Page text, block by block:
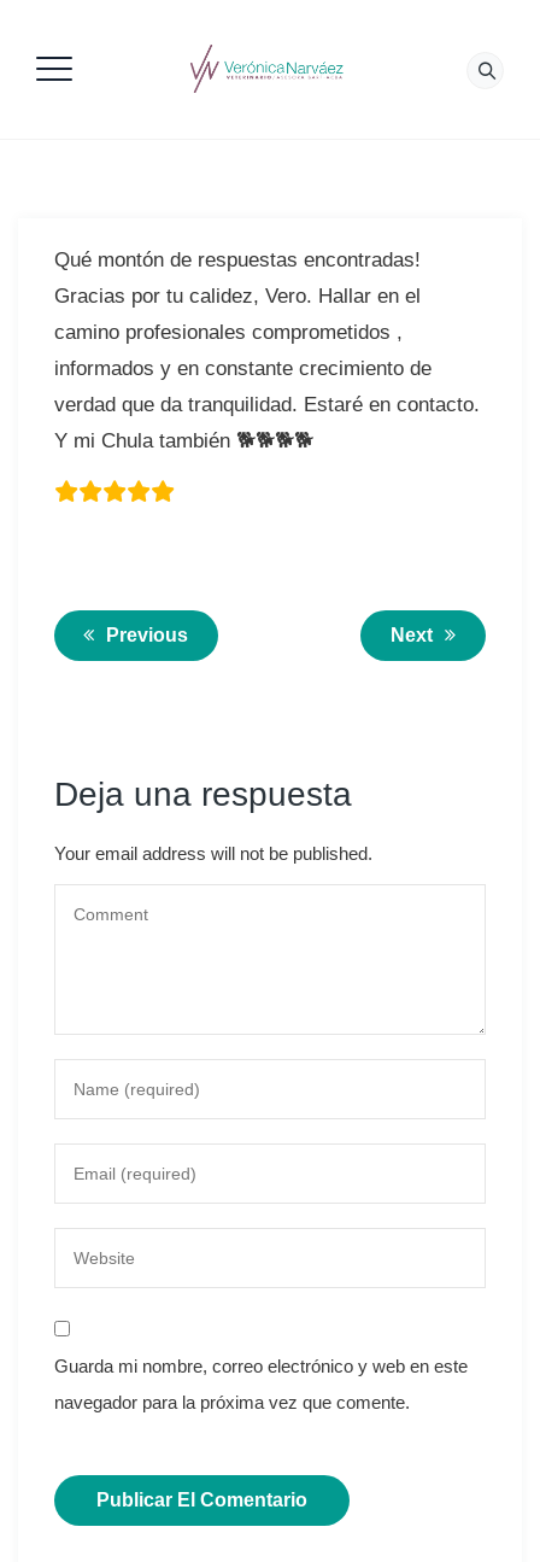
Qué montón de respuestas encontradas!
Gracias por tu calidez, Vero. Hallar en el
camino profesionales comprometidos ,
informados y en constante crecimiento de
verdad que da tranquilidad. Estaré en contacto.
Y mi Chula también 🐕🐕🐕🐕
Previous Next
Deja una respuesta
Your email address will not be published.
Guarda mi nombre, correo electrónico y web en este
navegador para la próxima vez que comente.